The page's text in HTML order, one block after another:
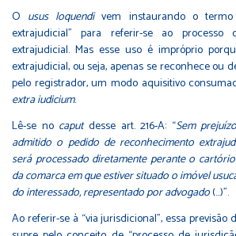
O usus loquendivem instaurando o termo
extrajudicial” para referir-se ao
extrajudicial. Mas esse uso é impróprio
extrajudicial, ou seja, apenas se reconhece ou
pelo registrador, um modo aquisitivo
extra iudicium.
Lê-se no caputdesse art. 216-A: “Sem
admitido o pedido de reconhecimento
será processado diretamente perante o
da comarca em que estiver situado o imóvel
do interessado, representado por advogado(…)”.
Ao referir-se à “via jurisdicional”, essa previsão